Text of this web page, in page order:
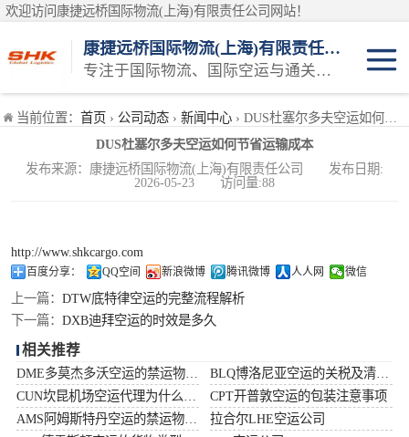
欢迎访问康捷远桥国际物流(上海)有限责任公司网站！
康捷远桥国际物流(上海)有限责任公司
专注于国际物流、国际空运与通关一体化一站式物流服务商
当前位置： 首页 › 公司动态 › 新闻中心 › DUS杜塞尔多夫空运如何节省运输成本
DUS杜塞尔多夫空运如何节省运输成本
发布来源：康捷远桥国际物流(上海)有限责任公司 发布日期:
2026-05-23 访问量:88
http://www.shkcargo.com
百度分享： QQ空间 新浪微博 腾讯微博 人人网 微信
上一篇： DTW底特律空运的完整流程解析
下一篇： DXB迪拜空运的时效是多久
相关推荐
CPT开普敦空运的包装注意事项
拉合尔LHE空运公司
日本空运
韩国空运
印度空运
巴基斯坦空运
澳大利亚空运
俄罗斯空运
加拿大空运